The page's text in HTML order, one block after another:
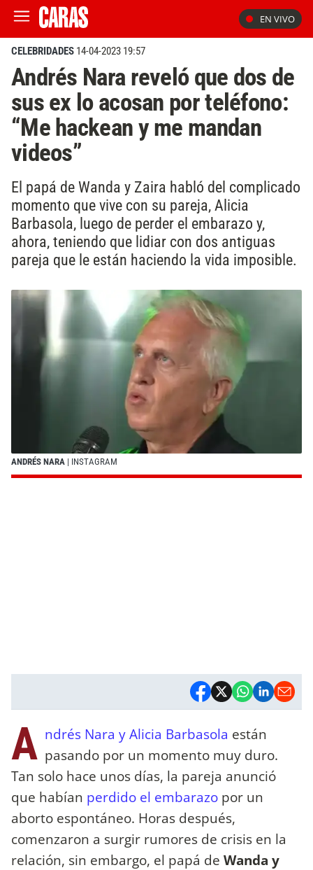
EN VIVO
CELEBRIDADES 14-04-2023 19:57
Andrés Nara reveló que dos de
sus ex lo acosan por teléfono:
“Me hackean y me mandan
videos”
El papá de Wanda y Zaira habló del complicado
momento que vive con su pareja, Alicia
Barbasola, luego de perder el embarazo y,
ahora, teniendo que lidiar con dos antiguas
pareja que le están haciendo la vida imposible.
ANDRÉS NARA | INSTAGRAM
A ndrés Nara y Alicia Barbasola están
pasando por un momento muy duro.
Tan solo hace unos días, la pareja anunció
que habían perdido el embarazo por un
aborto espontáneo. Horas después,
comenzaron a surgir rumores de crisis en la
relación, sin embargo, el papá de Wanda y